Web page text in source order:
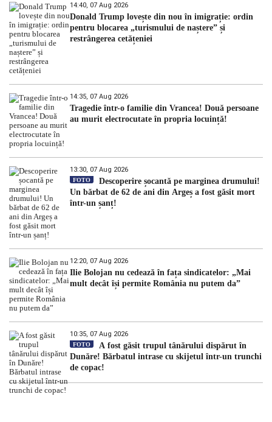
14:40, 07 Aug 2026
Donald Trump lovește din nou în imigrație: ordin
pentru blocarea „turismului de naștere” și
restrângerea cetățeniei
14:35, 07 Aug 2026
Tragedie într-o familie din Vrancea! Două persoane
au murit electrocutate în propria locuință!
13:30, 07 Aug 2026
FOTO
Descoperire șocantă pe marginea drumului!
Un bărbat de 62 de ani din Argeș a fost găsit mort
într-un șanț!
12:20, 07 Aug 2026
Ilie Bolojan nu cedează în fața sindicatelor: „Mai
mult decât își permite România nu putem da”
10:35, 07 Aug 2026
FOTO
A fost găsit trupul tânărului dispărut în
Dunăre! Bărbatul intrase cu skijetul într-un trunchi
de copac!